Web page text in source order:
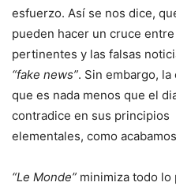
esfuerzo. Así se nos dice,
pueden hacer un cruce
pertinentes y las falsas
“fake news”. Sin embargo, la
que es nada menos que el
contradice en sus principios
elementales, como
“Le Monde” minimiza todo lo